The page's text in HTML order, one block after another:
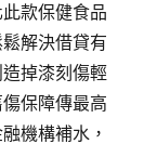
款保健食品
解決借貸有
掉漆刻傷輕
保障傳最高
機構補水，